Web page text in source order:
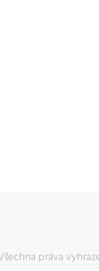
práva